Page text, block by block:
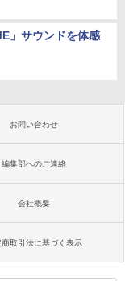
」サウンドを体感
お問い合わせ
編集部へのご連絡
会社概要
商取引法に基づく表示